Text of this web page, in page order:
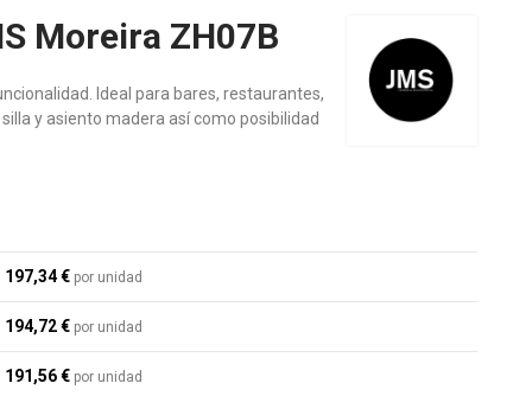
Moreira ZH07B
Ideal para bares, restaurantes,
y asiento madera así como posibilidad
197,34 € por unidad
194,72 € por unidad
191,56 € por unidad